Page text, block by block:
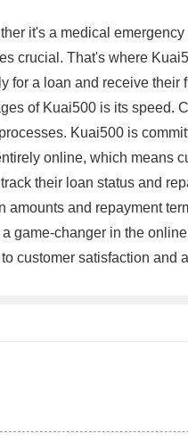
it's a medical
crucial. That's where
a loan and receive
of Kuai500 is its speed.
Kuai500 is
online, which means
their loan status and
and repayment
game-changer in the
customer satisfaction